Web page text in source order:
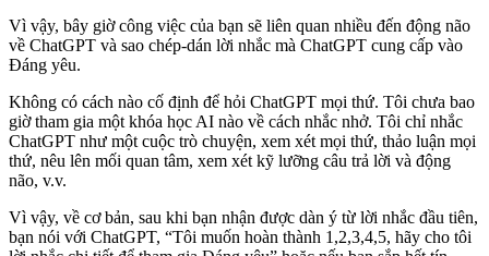
Vì vậy, bây giờ công việc của bạn sẽ liên quan nhiều đến động não
về ChatGPT và sao chép-dán lời nhắc mà ChatGPT cung cấp vào
Đáng yêu.
Không có cách nào cố định để hỏi ChatGPT mọi thứ. Tôi chưa bao
giờ tham gia một khóa học AI nào về cách nhắc nhở. Tôi chỉ nhắc
ChatGPT như một cuộc trò chuyện, xem xét mọi thứ, thảo luận mọi
thứ, nêu lên mối quan tâm, xem xét kỹ lưỡng câu trả lời và động
não, v.v.
Vì vậy, về cơ bản, sau khi bạn nhận được dàn ý từ lời nhắc đầu tiên,
bạn nói với ChatGPT, “Tôi muốn hoàn thành 1,2,3,4,5, hãy cho tôi